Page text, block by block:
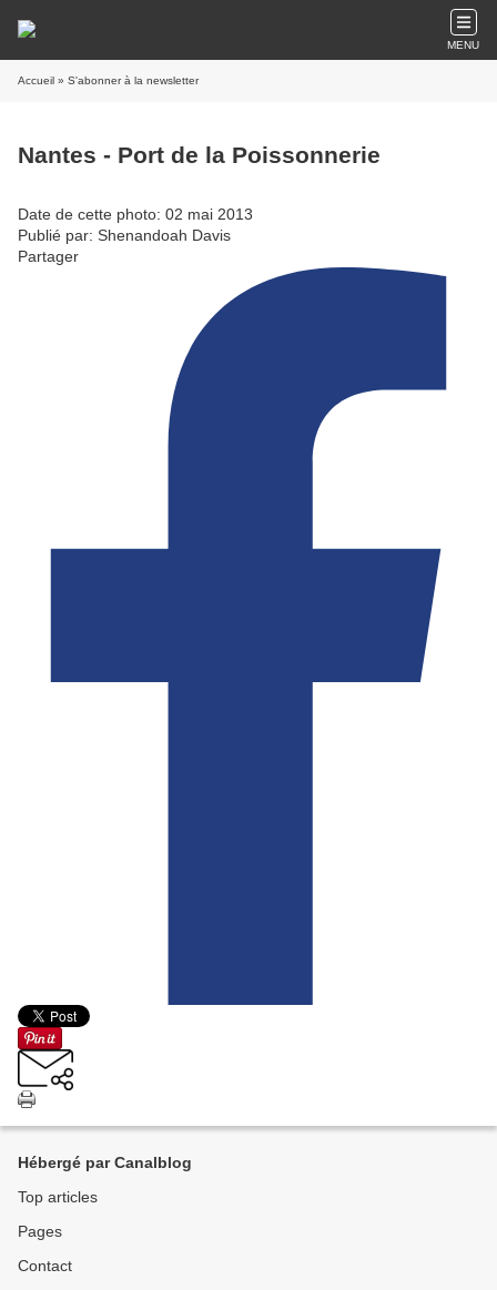
MENU
Accueil » S'abonner à la newsletter
Nantes - Port de la Poissonnerie
Date de cette photo: 02 mai 2013
Publié par: Shenandoah Davis
Partager
Hébergé par Canalblog
Top articles
Pages
Contact